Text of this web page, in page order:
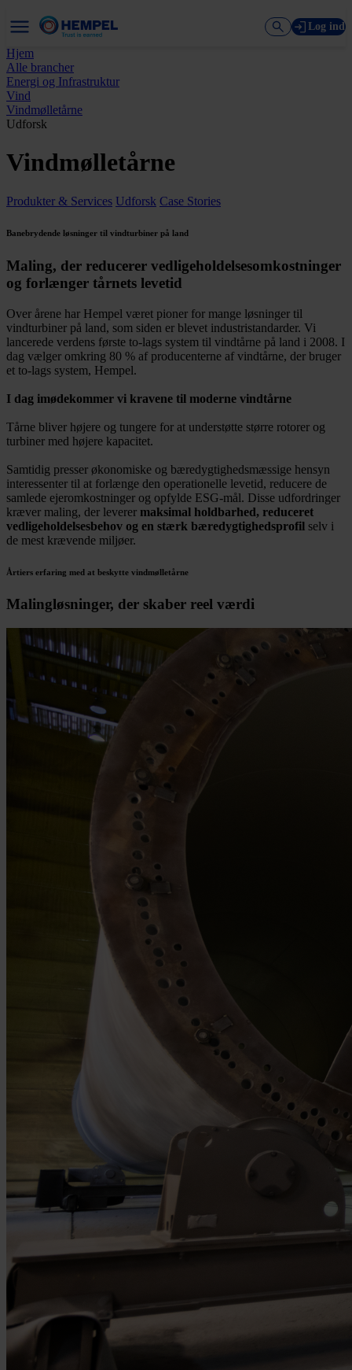
Log ind
Hjem
Alle brancher
Energi og Infrastruktur
Vind
Vindmølletårne
Udforsk
Vindmølletårne
Produkter & Services Udforsk Case Stories
Banebrydende løsninger til vindturbiner på land
Maling, der reducerer vedligeholdelsesomkostninger
og forlænger tårnets levetid
Over årene har Hempel været pioner for mange løsninger til
vindturbiner på land, som siden er blevet industristandarder. Vi
lancerede verdens første to-lags system til vindtårne på land i 2008. I
dag vælger omkring 80 % af producenterne af vindtårne, der bruger
et to-lags system, Hempel.
I dag imødekommer vi kravene til moderne vindtårne
Tårne bliver højere og tungere for at understøtte større rotorer og
turbiner med højere kapacitet.
Samtidig presser økonomiske og bæredygtighedsmæssige hensyn
interessenter til at forlænge den operationelle levetid, reducere de
samlede ejeromkostninger og opfylde ESG-mål. Disse udfordringer
kræver maling, der leverer maksimal holdbarhed, reduceret
vedligeholdelsesbehov og en stærk bæredygtighedsprofil selv i
de mest krævende miljøer.
Årtiers erfaring med at beskytte vindmølletårne
Malingløsninger, der skaber reel værdi